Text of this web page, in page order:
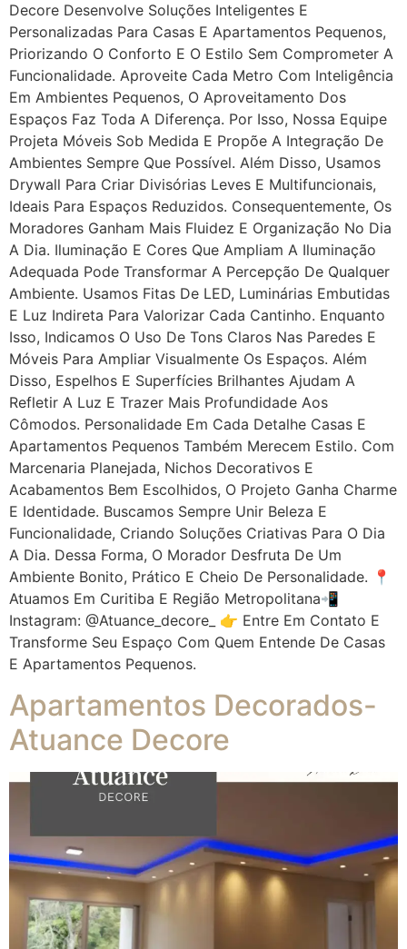
Decore Desenvolve Soluções Inteligentes E
Personalizadas Para Casas E Apartamentos Pequenos,
Priorizando O Conforto E O Estilo Sem Comprometer A
Funcionalidade. Aproveite Cada Metro Com Inteligência
Em Ambientes Pequenos, O Aproveitamento Dos
Espaços Faz Toda A Diferença. Por Isso, Nossa Equipe
Projeta Móveis Sob Medida E Propõe A Integração De
Ambientes Sempre Que Possível. Além Disso, Usamos
Drywall Para Criar Divisórias Leves E Multifuncionais,
Ideais Para Espaços Reduzidos. Consequentemente, Os
Moradores Ganham Mais Fluidez E Organização No Dia
A Dia. Iluminação E Cores Que Ampliam A Iluminação
Adequada Pode Transformar A Percepção De Qualquer
Ambiente. Usamos Fitas De LED, Luminárias Embutidas
E Luz Indireta Para Valorizar Cada Cantinho. Enquanto
Isso, Indicamos O Uso De Tons Claros Nas Paredes E
Móveis Para Ampliar Visualmente Os Espaços. Além
Disso, Espelhos E Superfícies Brilhantes Ajudam A
Refletir A Luz E Trazer Mais Profundidade Aos
Cômodos. Personalidade Em Cada Detalhe Casas E
Apartamentos Pequenos Também Merecem Estilo. Com
Marcenaria Planejada, Nichos Decorativos E
Acabamentos Bem Escolhidos, O Projeto Ganha Charme
E Identidade. Buscamos Sempre Unir Beleza E
Funcionalidade, Criando Soluções Criativas Para O Dia
A Dia. Dessa Forma, O Morador Desfruta De Um
Ambiente Bonito, Prático E Cheio De Personalidade. 📍
Atuamos Em Curitiba E Região Metropolitana📲
Instagram: @atuance_decore_ 👉 Entre Em Contato E
Transforme Seu Espaço Com Quem Entende De Casas
E Apartamentos Pequenos.
Apartamentos Decorados-
Atuance Decore